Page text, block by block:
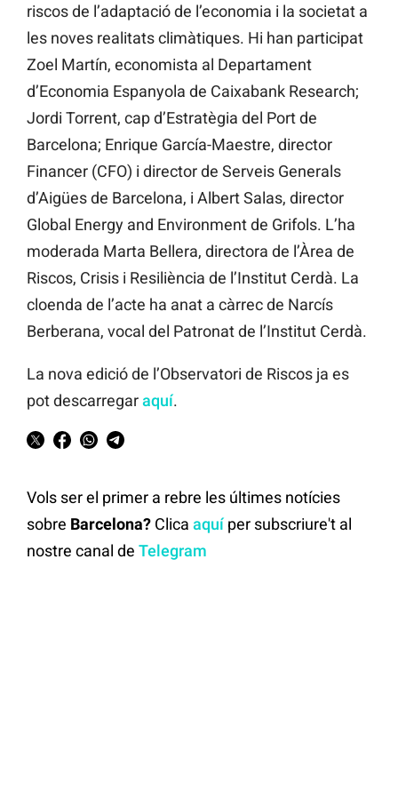
riscos de l’adaptació de l’economia i la societat a
les noves realitats climàtiques. Hi han participat
Zoel Martín, economista al Departament
d’Economia Espanyola de Caixabank Research;
Jordi Torrent, cap d’Estratègia del Port de
Barcelona; Enrique García-Maestre, director
Financer (CFO) i director de Serveis Generals
d’Aigües de Barcelona, i Albert Salas, director
Global Energy and Environment de Grifols. L’ha
moderada Marta Bellera, directora de l’Àrea de
Riscos, Crisis i Resiliència de l’Institut Cerdà. La
cloenda de l’acte ha anat a càrrec de Narcís
Berberana, vocal del Patronat de l’Institut Cerdà.
La nova edició de l’Observatori de Riscos ja es
pot descarregaraquí.
Vols ser el primer a rebre les últimes notícies
sobre Barcelona? Clica aquíper subscriure't al
nostre canal de Telegram